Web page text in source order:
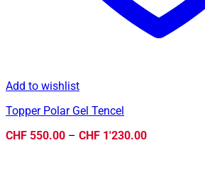
Add to wishlist
Topper Polar Gel Tencel
CHF 550.00 – CHF 1'230.00Preisspanne: